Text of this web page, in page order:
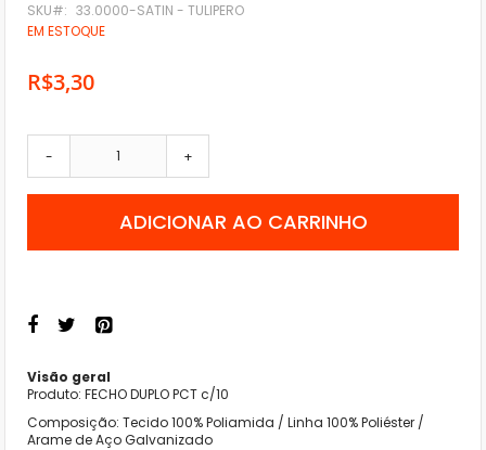
o
início
de
imagens
SKU
33.0000-SATIN - TULIPERO
EM ESTOQUE
R$3,30
- +
ADICIONAR AO CARRINHO
Visão geral
Produto: FECHO DUPLO PCT c/10
Composição: Tecido 100% Poliamida / Linha 100% Poliéster /
Arame de Aço Galvanizado